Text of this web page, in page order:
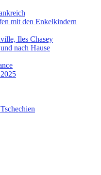
mit den Enkelkindern
Iles Chasey
nach Hause